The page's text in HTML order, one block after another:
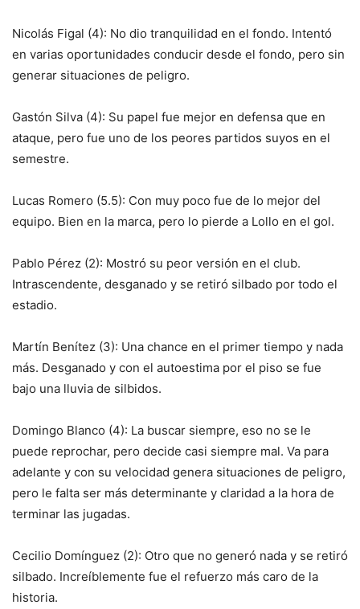
Nicolás Figal (4): No dio tranquilidad en el fondo. Intentó
en varias oportunidades conducir desde el fondo, pero sin
generar situaciones de peligro.
Gastón Silva (4): Su papel fue mejor en defensa que en
ataque, pero fue uno de los peores partidos suyos en el
semestre.
Lucas Romero (5.5): Con muy poco fue de lo mejor del
equipo. Bien en la marca, pero lo pierde a Lollo en el gol.
Pablo Pérez (2): Mostró su peor versión en el club.
Intrascendente, desganado y se retiró silbado por todo el
estadio.
Martín Benítez (3): Una chance en el primer tiempo y nada
más. Desganado y con el autoestima por el piso se fue
bajo una lluvia de silbidos.
Domingo Blanco (4): La buscar siempre, eso no se le
puede reprochar, pero decide casi siempre mal. Va para
adelante y con su velocidad genera situaciones de peligro,
pero le falta ser más determinante y claridad a la hora de
terminar las jugadas.
Cecilio Domínguez (2): Otro que no generó nada y se retiró
silbado. Increíblemente fue el refuerzo más caro de la
historia.